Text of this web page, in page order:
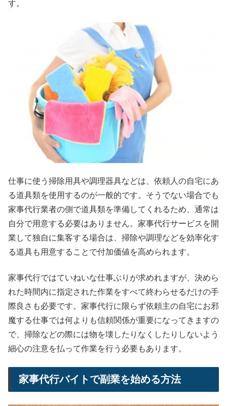
す。
仕事に使う掃除用具や調理器具などは、依頼人の自宅にあ
る道具類を使用するのが一般的です。そうでない場合でも
家事代行業者の側で道具類を準備してくれるため、通常は
自分で用意する必要はありません。家事代行サービスを開
業して独自に集客する場合は、掃除や調理などを効率化す
る道具も用意することで付加価値を高められます。
家事代行ではていねいな仕事ぶりが求めれますが、決めら
れた時間内に指定された作業をすべて終わらせるだけの手
際良さも必要です。家事代行に限らず依頼主の自宅にお邪
魔する仕事では何よりも信頼関係が重要になってきますの
で、掃除などの際には物を壊したりなくしたりしないよう
細心の注意を払って作業を行う必要もあります。
家事代行バイトで副業を始める方法